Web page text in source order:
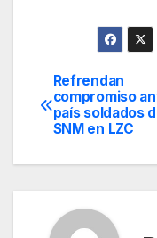
de
entradas
Refrendan
compromiso
país soldados
SNM en LZC